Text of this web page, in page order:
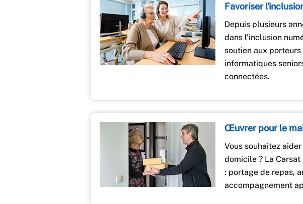
Favoriser
Depuis plusieurs
dans l’inclusion
soutien aux
informatiques
connectées.
Œuvrer pour le
Vous souhaitez
domicile ? La
: portage de repas,
accompagnement